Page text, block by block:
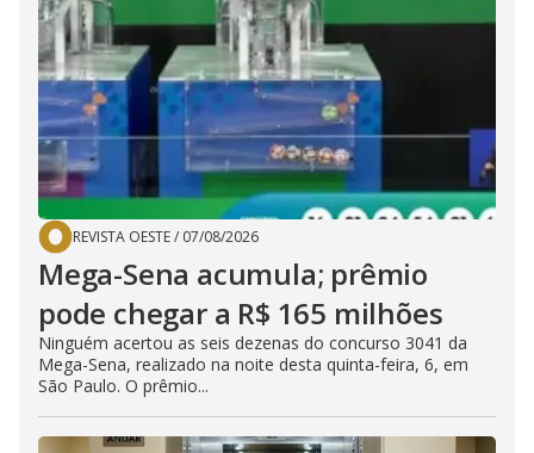
REVISTA OESTE/ 07/08/2026
Mega-Sena acumula; prêmio
pode chegar a R$ 165 milhões
Ninguém acertou as seis dezenas do concurso 3041 da
Mega-Sena, realizado na noite desta quinta-feira, 6, em
São Paulo. O prêmio...